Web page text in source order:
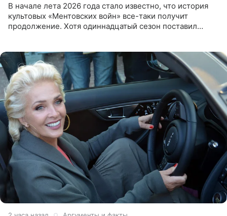
В начале лета 2026 года стало известно, что история
культовых «Ментовских войн» все-таки получит
продолжение. Хотя одиннадцатый сезон поставил